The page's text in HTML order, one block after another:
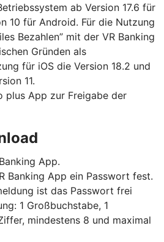
ab Version 17.6 für
10 für Android. Für die Nutzung
Bezahlen” mit der VR Banking
Gründen als
für iOS die Version 18.2 und
11.
plus App zur Freigabe der
App.
Banking App ein Passwort fest.
ist das Passwort frei
1 Großbuchstabe, 1
mindestens 8 und maximal